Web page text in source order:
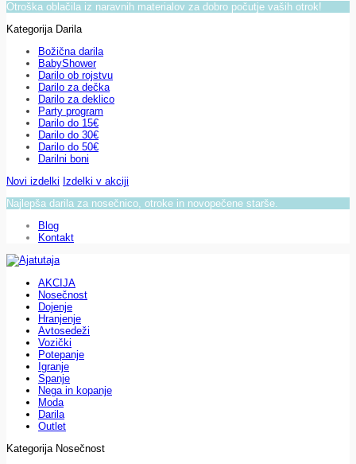
Otroška oblačila iz naravnih materialov za dobro počutje vaših otrok!
Kategorija Darila
Božična darila
BabyShower
Darilo ob rojstvu
Darilo za dečka
Darilo za deklico
Party program
Darilo do 15€
Darilo do 30€
Darilo do 50€
Darilni boni
Novi izdelki Izdelki v akciji
Najlepša darila za nosečnico, otroke in novopečene starše.
Blog
Kontakt
AKCIJA
Nosečnost
Dojenje
Hranjenje
Avtosedeži
Vozički
Potepanje
Igranje
Spanje
Nega in kopanje
Moda
Darila
Outlet
Kategorija Nosečnost